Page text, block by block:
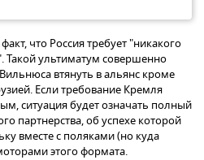
что Россия требует "никакого
Такой ультиматум совершенно
втянуть в альянс кроме
Если требование Кремля
ситуация будет означать полный
партнерства, об успехе которой
вместе с поляками (но куда
этого формата.